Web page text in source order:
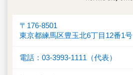
〒176-8501
東京都練馬区豊玉北6丁目12番1号
電話：03-3993-1111（代表）